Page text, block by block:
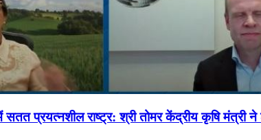
प्रयत्नशील राष्ट्र: श्री तोमर केंद्रीय कृषि मंत्री